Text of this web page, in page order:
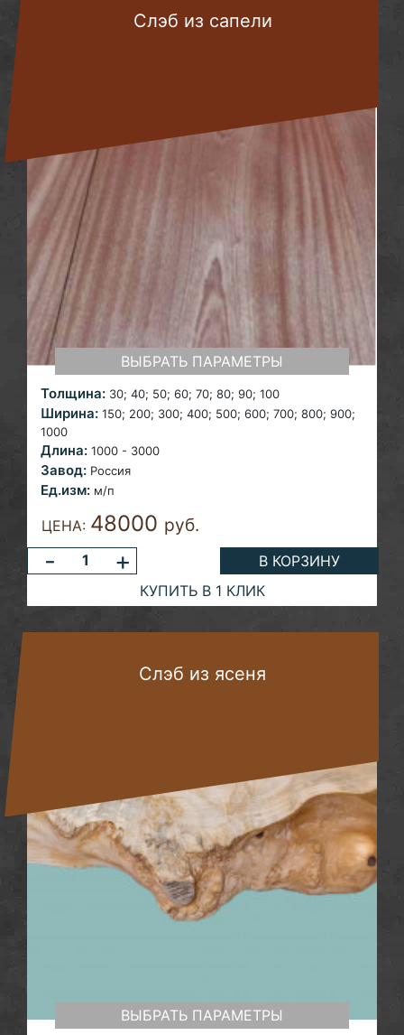
Слэб из сапели
ВЫБРАТЬ ПАРАМЕТРЫ
Толщина: 30; 40; 50; 60; 70; 80; 90; 100
Ширина: 150; 200; 300; 400; 500; 600; 700; 800; 900;
1000
Длина: 1000 - 3000
Завод: Россия
Ед.изм: м/п
ЦЕНА: 48000 руб.
- +
В КОРЗИНУ
КУПИТЬ В 1 КЛИК
Слэб из ясеня
ВЫБРАТЬ ПАРАМЕТРЫ